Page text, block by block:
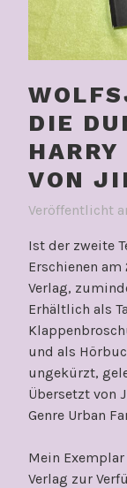
DIE
HARRY
VON
Veröffentlicht
Ist der zweite
Erschienen
Verlag,
Erhältlich als
und als
ungekürzt,
Übersetzt von
Genre Urban
Mein
Verlag zur